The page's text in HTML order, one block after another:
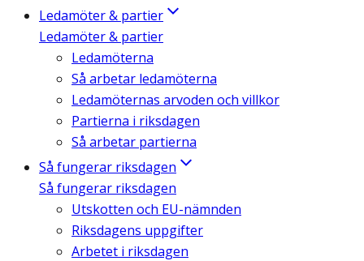
Ledamöter & partier
Ledamöter & partier
Ledamöterna
Så arbetar ledamöterna
Ledamöternas arvoden och villkor
Partierna i riksdagen
Så arbetar partierna
Så fungerar riksdagen
Så fungerar riksdagen
Utskotten och EU-nämnden
Riksdagens uppgifter
Arbetet i riksdagen